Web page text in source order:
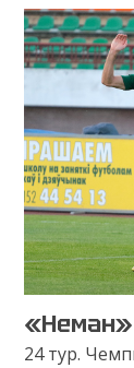
24 тур.